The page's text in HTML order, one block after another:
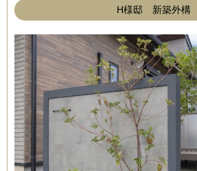
H様邸 新築外構